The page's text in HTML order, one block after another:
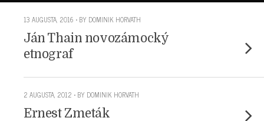
13 AUGUSTA, 2016 • BY DOMINIK HORVATH
Ján Thain novozámocký
etnograf
2 AUGUSTA, 2012 • BY DOMINIK HORVATH
Ernest Zmeták